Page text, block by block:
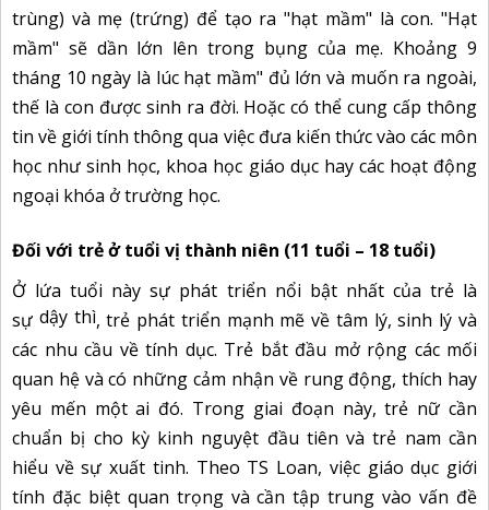
trùng) và mẹ (trứng) để tạo ra "hạt mầm" là con. "Hạt
mầm" sẽ dần lớn lên trong bụng của mẹ. Khoảng 9
tháng 10 ngày là lúc hạt mầm" đủ lớn và muốn ra ngoài,
thế là con được sinh ra đời. Hoặc có thể cung cấp thông
tin về giới tính thông qua việc đưa kiến thức vào các môn
học như sinh học, khoa học giáo dục hay các hoạt động
ngoại khóa ở trường học.
Đối với trẻ ở tuổi vị thành niên (11 tuổi – 18 tuổi)
Ở lứa tuổi này sự phát triển nổi bật nhất của trẻ là
sự dậy thì, trẻ phát triển mạnh mẽ về tâm lý, sinh lý và
các nhu cầu về tính dục. Trẻ bắt đầu mở rộng các mối
quan hệ và có những cảm nhận về rung động, thích hay
yêu mến một ai đó. Trong giai đoạn này, trẻ nữ cần
chuẩn bị cho kỳ kinh nguyệt đầu tiên và trẻ nam cần
hiểu về sự xuất tinh. Theo TS Loan, việc giáo dục giới
tính đặc biệt quan trọng và cần tập trung vào vấn đề